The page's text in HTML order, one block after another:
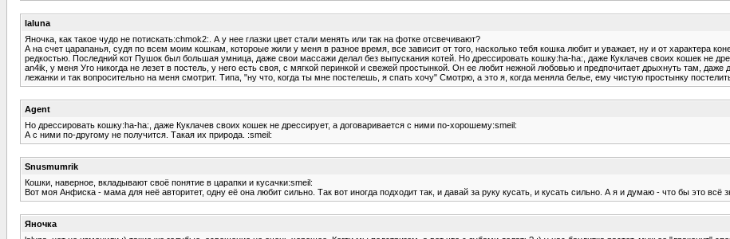
laluna
Яночка, как такое чудо не потискать:chmok2:. А у нее глазки цвет стали менять или так на фотке отсвечивают?
А на счет царапанья, судя по всем моим кошкам, котороые жили у меня в разное время, все зависит от того, насколько тебя кошка любит и уважает, ну и от характера
редкостью. Последний кот Пушок был большая умница, даже свои массажи делал без выпускания котей. Но дрессировать кошку:ha-ha:, даже Куклачев своих кошек не
an4ik, у меня Уго никогда не лезет в постель, у него есть своя, с мягкой перинкой и свежей простынкой. Он ее любит нежной любовью и предпочитает дрыхнуть там,
лежанки и так вопросительно на меня смотрит. Типа, "ну что, когда ты мне постелешь, я спать хочу" Смотрю, а это я, когда меняла белье, ему чистую простынку
Agent
Но дрессировать кошку:ha-ha:, даже Куклачев своих кошек не дрессирует, а договаривается с ними по-хорошему:smeil:
А с ними по-другому не получится. Такая их природа. :smeil:
Snusmumrik
Кошки, наверное, вкладывают своё понятие в царапки и кусачки:smeil:
Вот моя Анфиска - мама для неё авторитет, одну её она любит сильно. Так вот иногда подходит так, и давай за руку кусать, и кусать сильно. А я и думаю - что бы это всё
Яночка